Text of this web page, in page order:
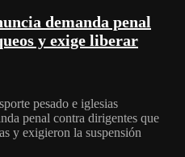
demanda penal
y exige liberar
pesado e iglesias
penal contra dirigentes que
y exigieron la suspensión